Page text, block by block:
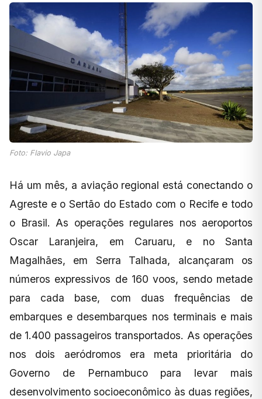
Foto: Flavio Japa
Há um mês, a aviação regional está conectando o
Agreste e o Sertão do Estado com o Recife e todo
o Brasil. As operações regulares nos aeroportos
Oscar Laranjeira, em Caruaru, e no Santa
Magalhães, em Serra Talhada, alcançaram os
números expressivos de 160 voos, sendo metade
para cada base, com duas frequências de
embarques e desembarques nos terminais e mais
de 1.400 passageiros transportados. As operações
nos dois aeródromos era meta prioritária do
Governo de Pernambuco para levar mais
desenvolvimento socioeconômico às duas regiões,